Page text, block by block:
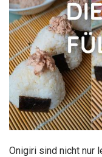
Onigiri sind nicht nur